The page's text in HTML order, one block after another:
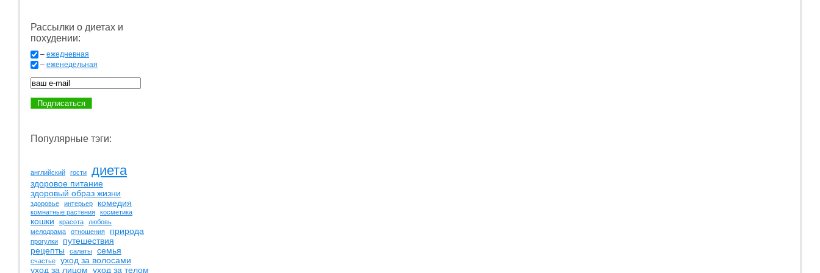
Рассылки о диетах и
похудении:
– ежедневная
– еженедельная
Популярные тэги:
английский гости диета
здоровое питание
здоровый образ жизни
здоровье интерьер комедия
комнатные растения косметика
кошки красота
любовь
мелодрама
отношения природа
прогулки
путешествия
рецепты
салаты семья
счастье
уход за волосами
уход за лицом уход за телом